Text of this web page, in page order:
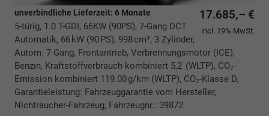
17.685,– €
incl. 19% MwSt.
unverbindliche Lieferzeit: 6 Monate
5-türig, 1.0 T-GDI, 66KW (90PS), 7-Gang DCT
Automatik, 66 kW (90 PS), 998 cm³, 3 Zylinder,
Autom. 7-Gang, Frontantrieb, Verbrennungsmotor (ICE),
Benzin, Kraftstoffverbrauch kombiniert 5,2 (WLTP), CO₂-
Emission kombiniert 119.00 g/km (WLTP), CO₂-Klasse D,
Garantieleistung: Fahrzeuggarantie vom Hersteller,
Nichtraucher-Fahrzeug, Fahrzeugnr.: 39872